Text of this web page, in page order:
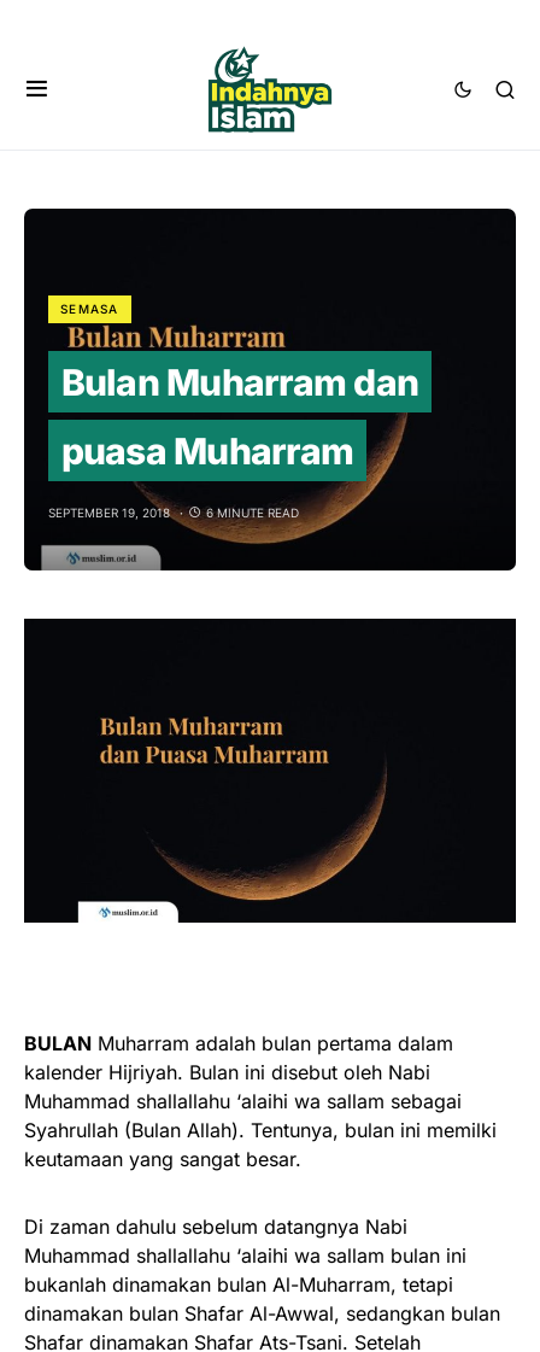
SEMASA
Bulan Muharram dan
puasa Muharram
SEPTEMBER 19, 2018 6 MINUTE READ
BULAN Muharram adalah bulan pertama dalam
kalender Hijriyah. Bulan ini disebut oleh Nabi
Muhammad shallallahu ‘alaihi wa sallam sebagai
Syahrullah (Bulan Allah). Tentunya, bulan ini memilki
keutamaan yang sangat besar.
Di zaman dahulu sebelum datangnya Nabi
Muhammad shallallahu ‘alaihi wa sallam bulan ini
bukanlah dinamakan bulan Al-Muharram, tetapi
dinamakan bulan Shafar Al-Awwal, sedangkan bulan
Shafar dinamakan Shafar Ats-Tsani. Setelah